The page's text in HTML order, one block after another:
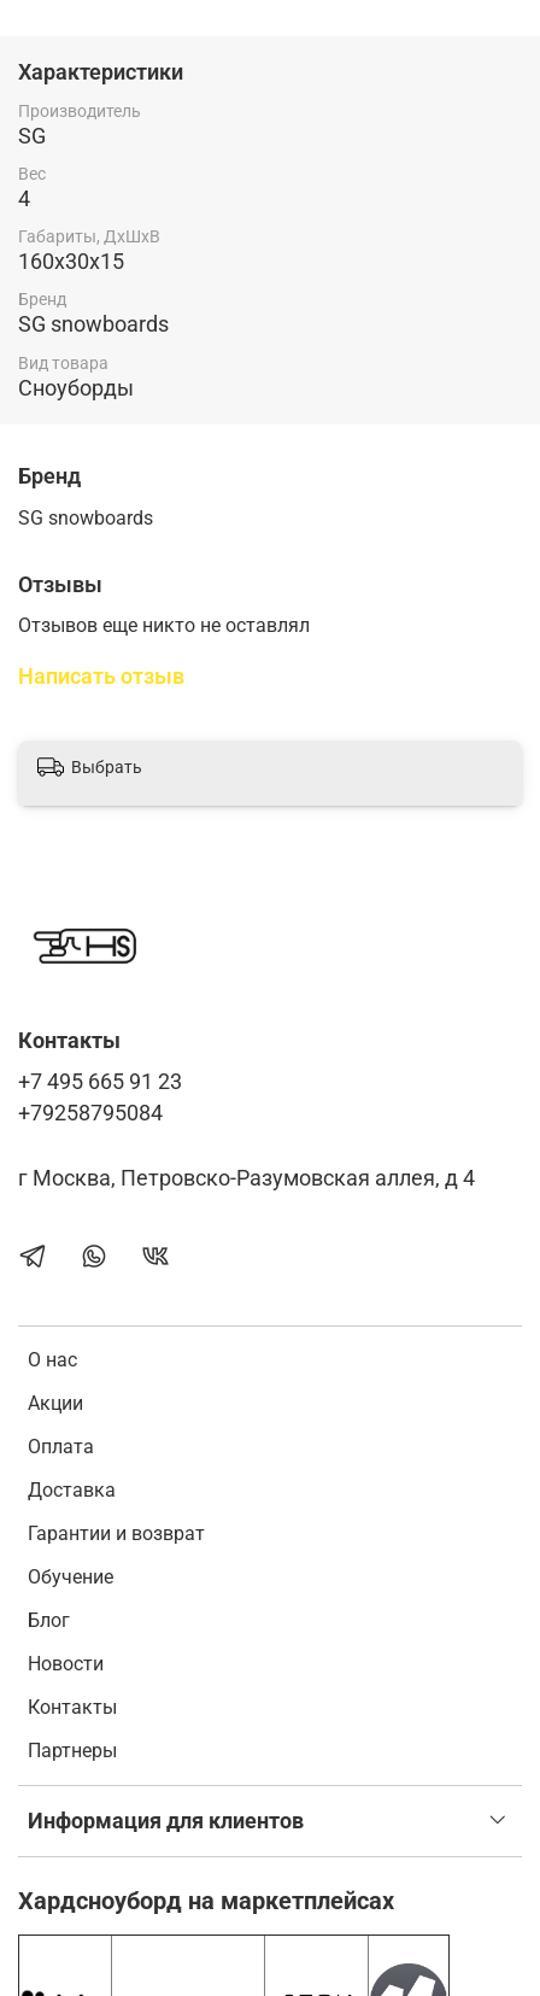
Характеристики
Производитель
SG
Вес
4
Габариты, ДхШхВ
160х30х15
Бренд
SG snowboards
Вид товара
Сноуборды
Бренд
SG snowboards
Отзывы
Отзывов еще никто не оставлял
Написать отзыв
Выбрать
О нас
Акции
Оплата
Доставка
Гарантии и возврат
Обучение
Блог
Новости
Контакты
Партнеры
Информация для клиентов
Контакты
+7 495 665 91 23
+79258795084
г Москва, Петровско-Разумовская аллея, д 4
Хардсноуборд на маркетплейсах